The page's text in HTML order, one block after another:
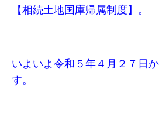
【相続土地国庫帰属制度】。
いよいよ令和５年４月２７日
す。